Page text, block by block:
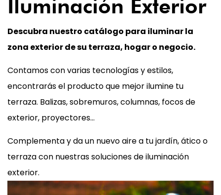
Iluminación Exterior
Descubra nuestro catálogo para iluminar la
zona exterior de su terraza, hogar o negocio.
Contamos con varias tecnologías y estilos,
encontrarás el producto que mejor ilumine tu
terraza. Balizas, sobremuros, columnas, focos de
exterior, proyectores…
Complementa y da un nuevo aire a tu jardín, ático o
terraza con nuestras soluciones de iluminación
exterior.